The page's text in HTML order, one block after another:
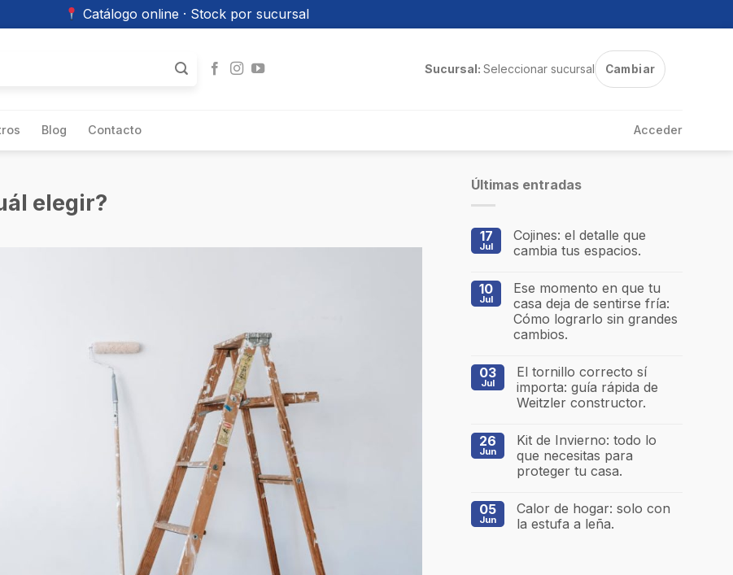
Catálogo online · Stock por sucursal
Sucursal: Seleccionar sucursal Cambiar
Blog Contacto Acceder
elegir?
Últimas entradas
17
Jul
Cojines: el detalle que
cambia tus espacios.
10
Jul
Ese momento en que tu
casa deja de sentirse fría:
Cómo lograrlo sin grandes
cambios.
03
Jul
El tornillo correcto sí
importa: guía rápida de
Weitzler constructor.
26
Jun
Kit de Invierno: todo lo
que necesitas para
proteger tu casa.
05
Jun
Calor de hogar: solo con
la estufa a leña.